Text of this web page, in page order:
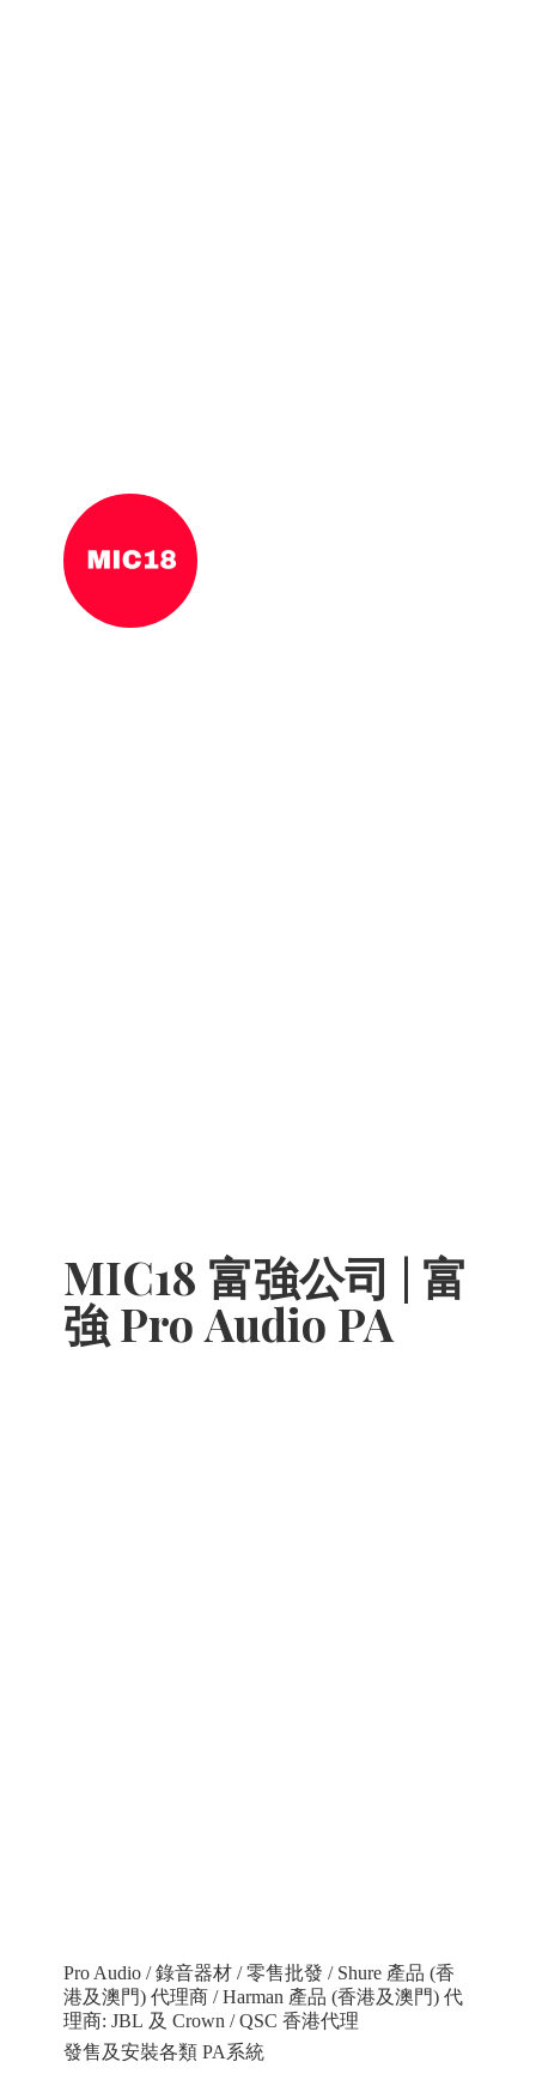
MIC18 富強公司 | 富
強 Pro Audio PA
Pro Audio / 錄音器材 / 零售批發 / Shure 產品 (香
港及澳門) 代理商 / Harman 產品 (香港及澳門) 代
理商: JBL 及 Crown / QSC 香港代理
發售及安裝各類 PA系統